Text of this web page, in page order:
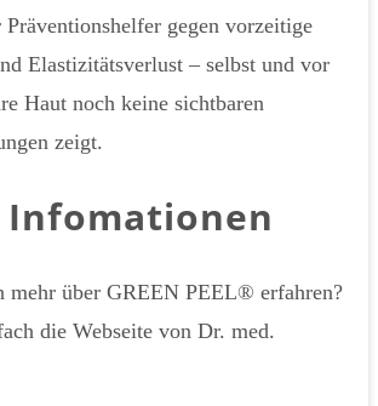
gegen vorzeitige
Elastizitätsverlust – selbst und vor
Haut noch keine sichtbaren
zeigt.
mehr über GREEN PEEL® erfahren?
die Webseite von Dr. med.